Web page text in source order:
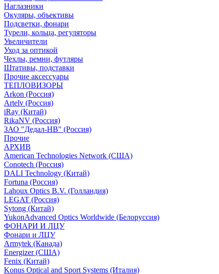
Наглазники
Окуляры, объективы
Подсветки, фонари
Турели, кольца, регуляторы
Увеличители
Уход за оптикой
Чехлы, ремни, футляры
Штативы, подставки
Прочие аксессуары
ТЕПЛОВИЗОРЫ
Arkon (Россия)
Artelv (Россия)
iRay (Китай)
RikaNV (Россия)
ЗАО "Дедал-НВ" (Россия)
Прочие
АРХИВ
American Technologies Network (США)
Conotech (Россия)
DALI Technology (Китай)
Fortuna (Россия)
Lahoux Optics B.V. (Голландия)
LEGAT (Россия)
Sytong (Китай)
YukonAdvanced Optics Worldwide (Белоруссия)
ФОНАРИ И ЛЦУ
Фонари и ЛЦУ
Armytek (Канада)
Energizer (США)
Fenix (Китай)
Konus Optical and Sport Systems (Италия)